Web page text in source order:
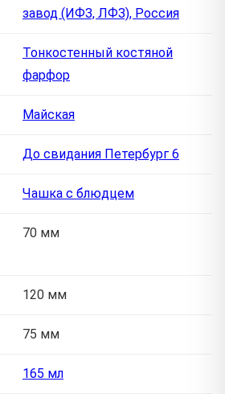
завод (ИФЗ, ЛФЗ), Россия
Тонкостенный костяной
фарфор
Майская
До свидания Петербург 6
Чашка с блюдцем
70 мм
120 мм
75 мм
165 мл